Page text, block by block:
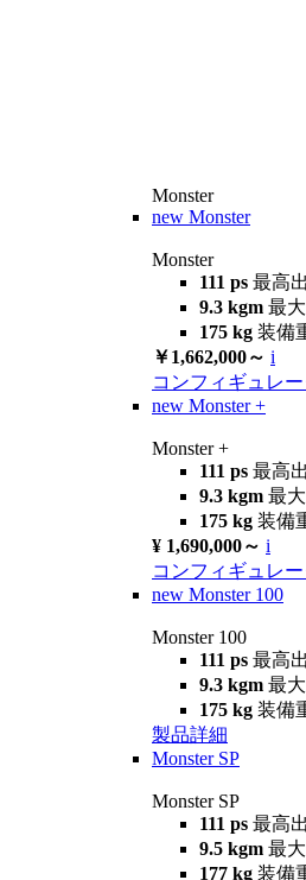
Monster
new Monster
Monster
111 ps 最高
9.3 kgm 最
175 kg 装備
￥1,662,000～ i
コンフィギュレ
new Monster +
Monster +
111 ps 最高
9.3 kgm 最
175 kg 装備
¥ 1,690,000～ i
コンフィギュレ
new Monster 100
Monster 100
111 ps 最高
9.3 kgm 最
175 kg 装備
製品詳細
Monster SP
Monster SP
111 ps 最高
9.5 kgm 最
177 kg 装備